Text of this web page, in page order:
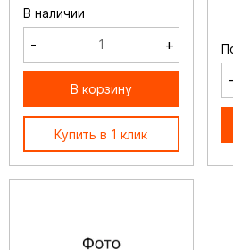
В наличии
- +
В корзину
Купить в 1 клик
-